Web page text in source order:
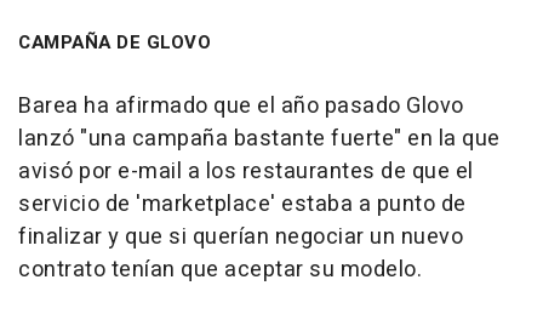
CAMPAÑA DE GLOVO
Barea ha afirmado que el año pasado Glovo
lanzó "una campaña bastante fuerte" en la que
avisó por e-mail a los restaurantes de que el
servicio de 'marketplace' estaba a punto de
finalizar y que si querían negociar un nuevo
contrato tenían que aceptar su modelo.